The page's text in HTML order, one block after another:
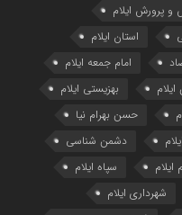
و پرورش ایلام
استان ایلام
امام جمعه ایلام
بهزیستی ایلام
حسن بهرام نیا
دشمن شناسی
سپاه ایلام
شهرداری ایلام